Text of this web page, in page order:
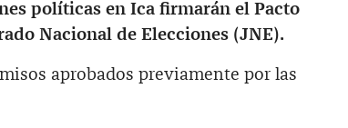
políticas en Ica firmarán el Pacto
Nacional de Elecciones (JNE).
aprobados previamente por las